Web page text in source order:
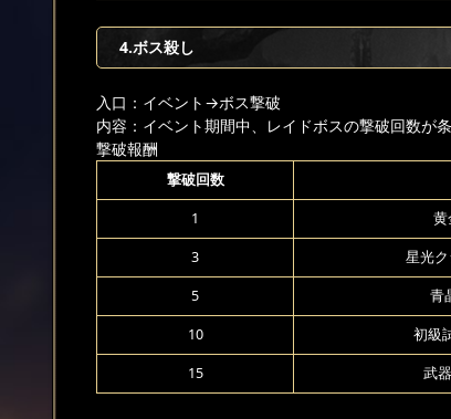
4.ボス殺し
入口：イベント →ボス撃破
内容：イベント期間中、レイドボスの撃破回数が
撃破報酬
撃破回数
1 黄
3 星光
5 青
10 初級
15 武